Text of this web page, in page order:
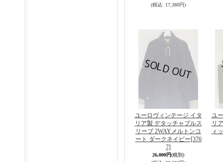
(税込: 17,380円)
ユーロヴィンテージ イタ
リア製 デタッチャブルス
リーブ 2WAYメルトンコ
ート ダークネイビー[376
7]
26,000円(税別)
ユ
リ
ィ